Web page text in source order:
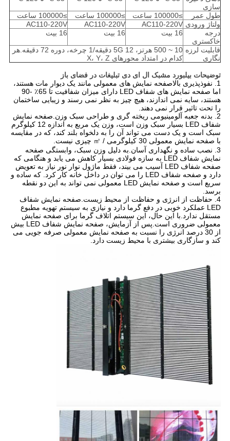
سازی
طول عمر ≥100000 ساعت ≥100000 ساعت
≥100000 ساعت
ولتاژ ورودی AC110-220V
AC110-220V
AC110-220V
درجه
خاکستری
16 بیت 16 بیت 16 بیت
قابلیت لرزه
نگاری
10 ~ 500 هرتز، 5G 12 دقیقه/1 چرخه، دوره 72 دقیقه.هر
کدام در امتداد محورهای X، Y، Z
توضیحات بیلبورد مشبک ال ای دی تبلیغات در فضای باز
1. نفوذپذیری بالاصفحه نمایش های معمولی مانند یک دیوار مات هستند،
اما صفحه نمایش های شفاف LED دارای میزان شفافیت تا 65٪ -90
هستند، سایه نمی اندازند، هیچ چیز به نظر نمی رسند و زیبایی ساختمان
را تحت تاثیر قرار نمی دهند.
2. بدنه جعبه آلومینیومی ریخته گری و طراحی سبک وزن.صفحه نمایش
شفاف LED بسیار سبک وزن است، وزن یک مربع به اندازه 12 کیلوگرم
سبک است و یک دست می تواند آن را به دلخواه بلند کند، که در مقایسه
با صفحه نمایش معمولی 30 کیلوگرمی / ㎡ چیزی نیست.
3. نصب ساده و نگهداری آسان.به دلیل وزن سبک، وابستگی صفحه
نمایش شفاف LED به سازه فولادی بسیار کاهش می یابد و هنگامی که
صفحه شفاف LED آسیب می بیند، فقط ماژول نوار نور نیاز به تعویض
دارد و صفحه شفاف LED را می توان در داخل خانه کار کرد. که ساده و
سریع است و صفحه نمایش LED معمولی نمی تواند به این دو نقطه
برسد.
4. حفاظت از انرژی و حفاظت از محیط زیست.صفحه نمایش شفاف
LED عملکرد خوبی در دفع گرما دارد و نیازی به سیستم تهویه مطبوع
مستقل ندارد.با این حال، این سیستم اتلاف گرما برای صفحه نمایش
معمولی ضروری است.پس از آزمایش، صفحه نمایش شفاف LED بیش
از 30 درصد انرژی را نسبت به صفحه نمایش معمولی صرفه جویی می
کند و سازگاری بیشتری با محیط زیست دارد.